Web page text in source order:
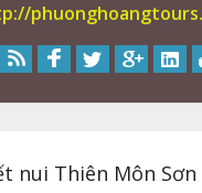
nui Thiên Môn